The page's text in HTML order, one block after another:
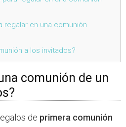
regalar en una comunión
a los invitados?
comunión de un
de primera comunión